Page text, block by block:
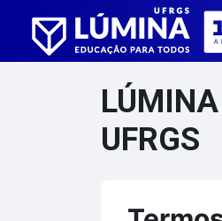
Ir para o conteúdo principal
UFRGS